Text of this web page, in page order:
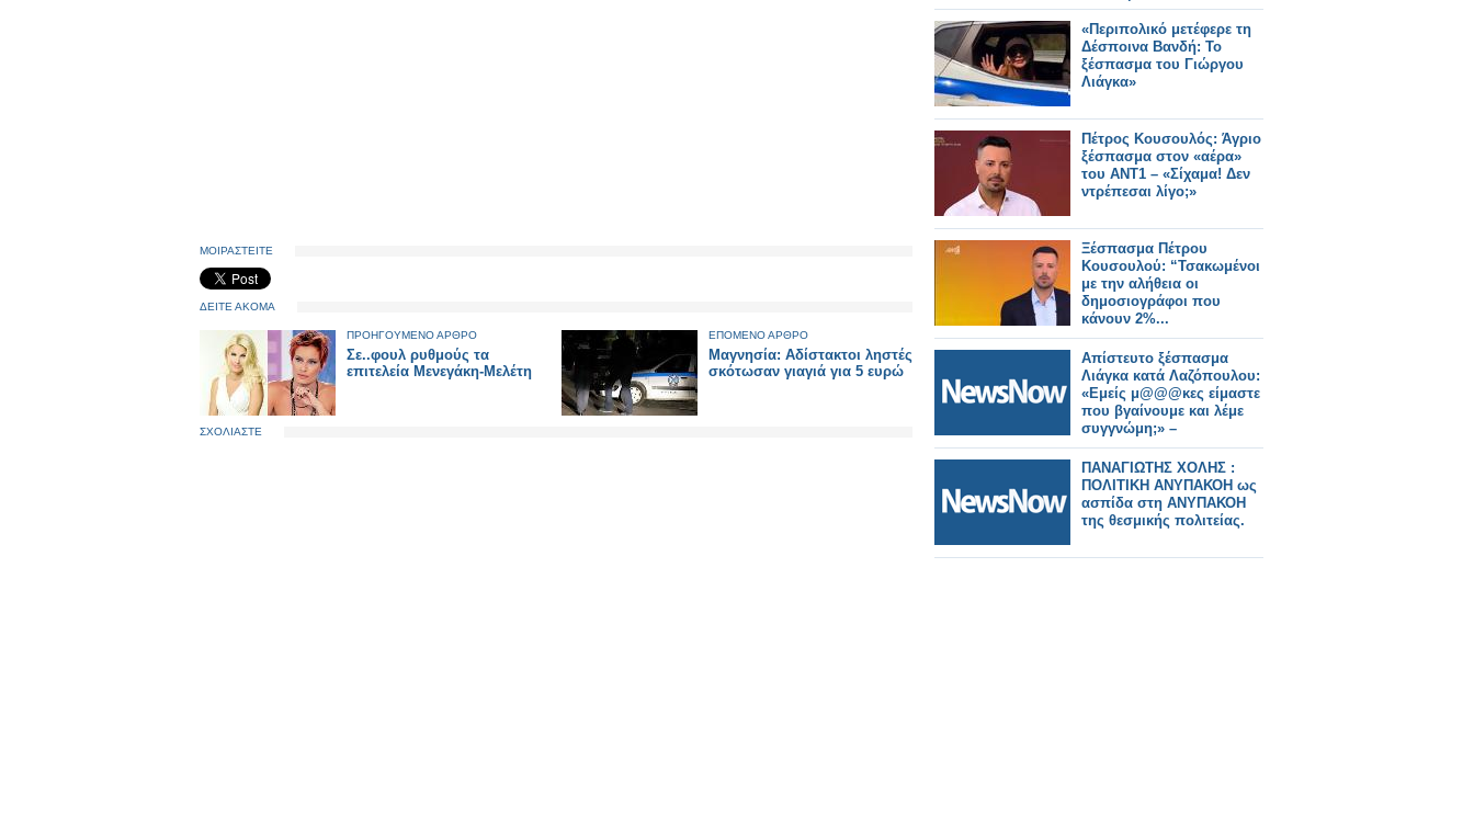
ΜΟΙΡΑΣΤΕΙΤΕ
ΔΕΙΤΕ ΑΚΟΜΑ
ΠΡΟΗΓΟΥΜΕΝΟ ΑΡΘΡΟ
Σε..φουλ ρυθμούς τα
επιτελεία Μενεγάκη-Μελέτη
ΕΠΟΜΕΝΟ ΑΡΘΡΟ
Μαγνησία: Αδίστακτοι ληστές
σκότωσαν γιαγιά για 5 ευρώ
ΣΧΟΛΙΑΣΤΕ
απαντήσει"
«Περιπολικό μετέφερε τη
Δέσποινα Βανδή: Το
ξέσπασμα του Γιώργου
Λιάγκα»
Πέτρος Κουσουλός: Άγριο
ξέσπασμα στον «αέρα»
του ΑΝΤ1 – «Σίχαμα! Δεν
ντρέπεσαι λίγο;»
Ξέσπασμα Πέτρου
Κουσουλού: “Τσακωμένοι
με την αλήθεια οι
δημοσιογράφοι που
κάνουν 2%...
Απίστευτο ξέσπασμα
Λιάγκα κατά Λαζόπουλου:
«Εμείς μ@@@κες είμαστε
που βγαίνουμε και λέμε
συγγνώμη;» –
ΠΑΝΑΓΙΩΤΗΣ ΧΟΛΗΣ :
ΠΟΛΙΤΙΚΗ ΑΝΥΠΑΚΟΗ ως
ασπίδα στη ΑΝΥΠΑΚΟΗ
της θεσμικής πολιτείας.